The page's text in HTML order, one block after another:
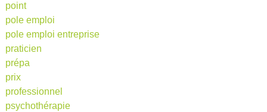
point
pole emploi
pole emploi entreprise
praticien
prépa
prix
professionnel
psychothérapie